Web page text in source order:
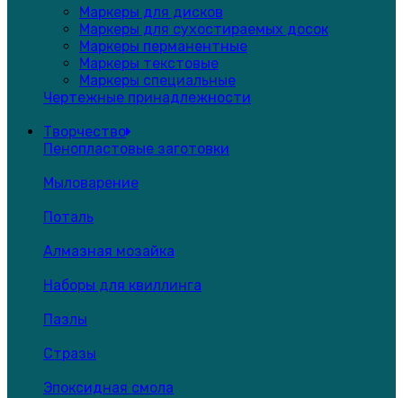
Маркеры для дисков
Маркеры для сухостираемых досок
Маркеры перманентные
Маркеры текстовые
Маркеры специальные
Чертежные принадлежности
Творчество
Пенопластовые заготовки
Мыловарение
Поталь
Алмазная мозайка
Наборы для квиллинга
Пазлы
Стразы
Эпоксидная смола